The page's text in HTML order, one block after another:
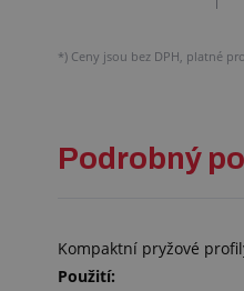
*) Ceny jsou bez DPH, platné
Podrobný
Kompaktní pryžové
Použití: